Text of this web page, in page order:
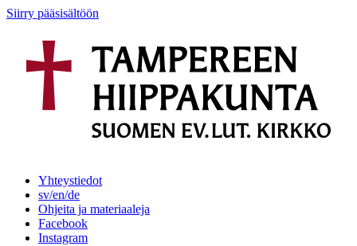
Siirry pääsisältöön
Yhteystiedot
sv/en/de
Ohjeita ja materiaaleja
Facebook
Instagram